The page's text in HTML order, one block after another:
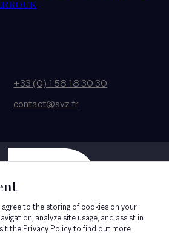
+33 (0) 1 58 18 30 30
contact@svz.fr
Designed by Bonhomme
agree to the storing of cookies on your
analyze site usage, and assist in
the Privacy Policy to find out more.